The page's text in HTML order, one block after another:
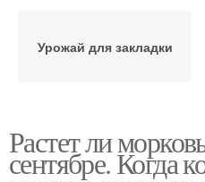
Урожай для закладки
Растет ли
сентябре. Когда